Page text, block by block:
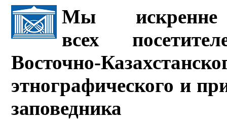
Мы искренне
всех
Восточно-
этнографического и
заповедника